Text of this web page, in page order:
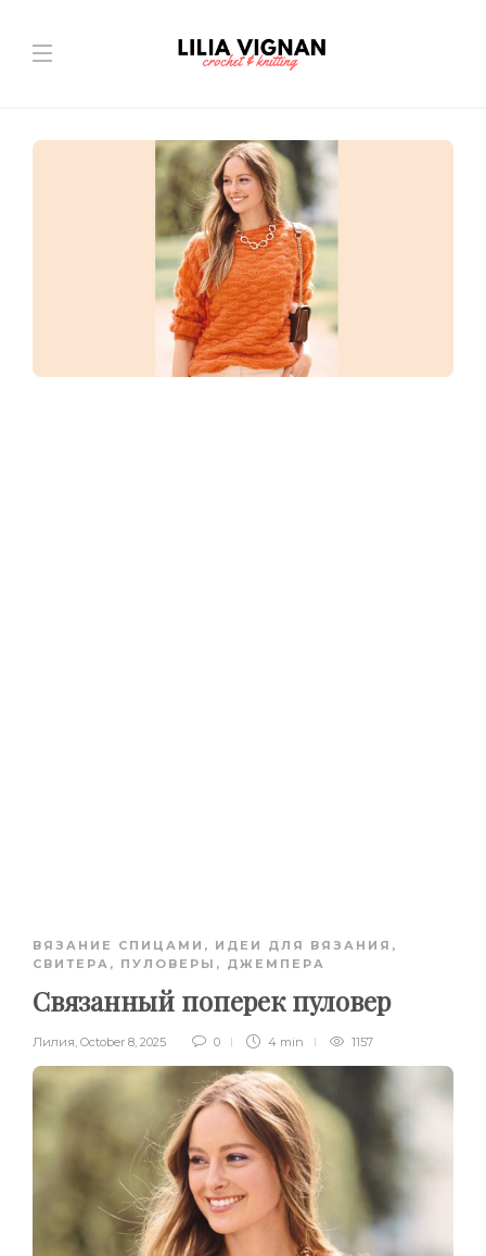
ВЯЗАНИЕ СПИЦАМИ , ИДЕИ ДЛЯ ВЯЗАНИЯ ,
СВИТЕРА, ПУЛОВЕРЫ, ДЖЕМПЕРА
Связанный поперек пуловер
Лилия, October 8, 2025 0 4 min 1157